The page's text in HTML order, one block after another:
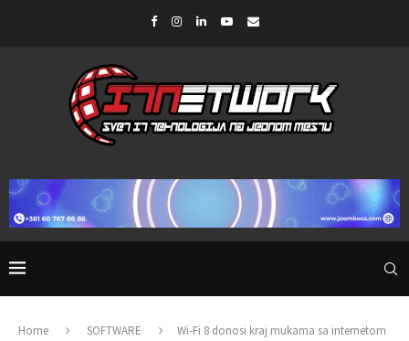
Home SOFTWARE
Wi-Fi 8 donosi kraj mukama sa internetom